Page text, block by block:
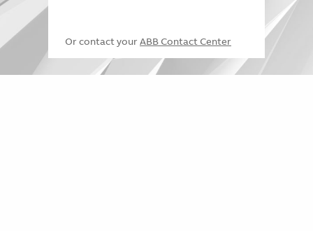
Or contact your ABB Contact Center